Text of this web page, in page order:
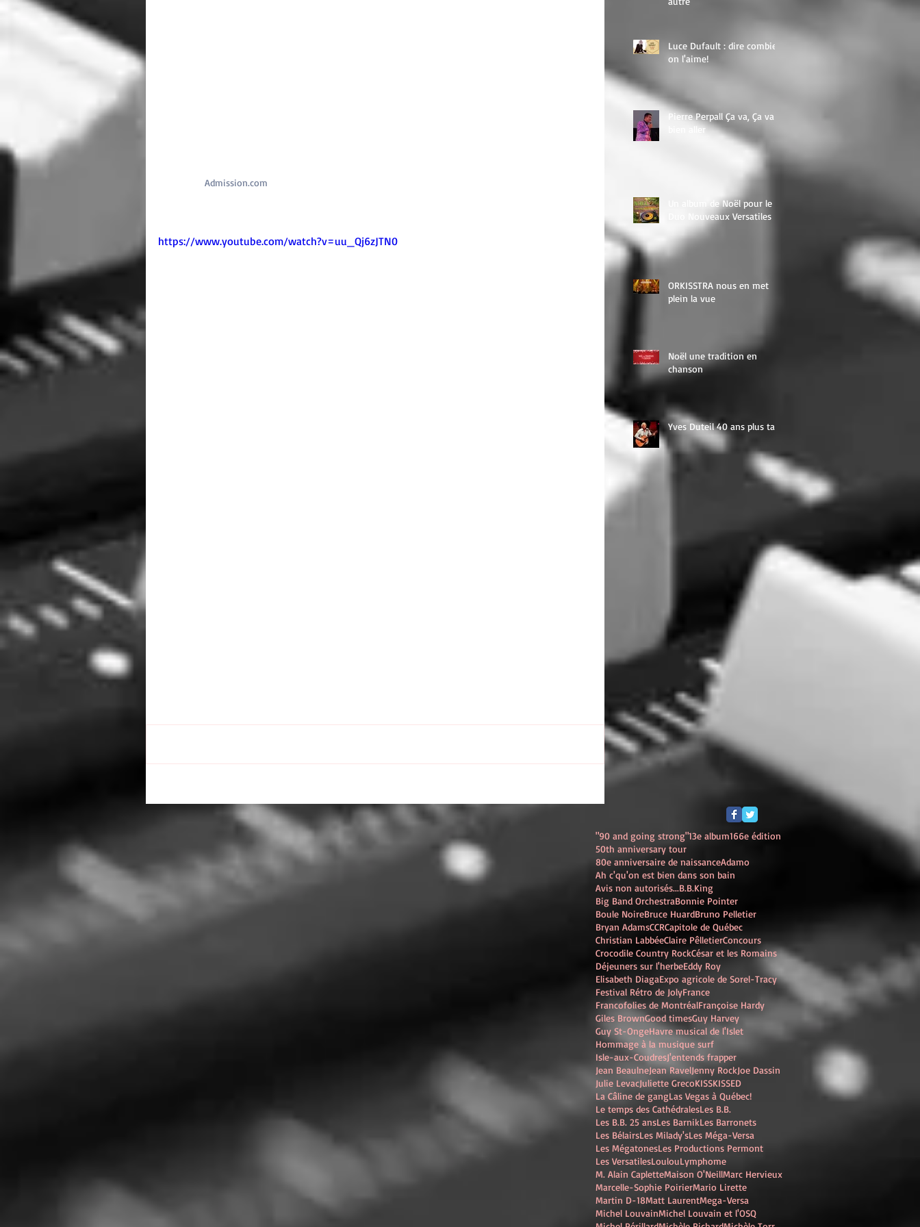
Admission.com
https://www.youtube.com/watch?v=uu_Qj6zJTN0
Luce Dufault : dire combien
on l'aime!
Pierre Perpall Ça va, Ça va
bien aller
Un album de Noël pour le
Duo Nouveaux Versatiles
ORKISSTRA nous en met
plein la vue
Noël une tradition en
chanson
Yves Duteil 40 ans plus tard
"90 and going strong"13e album166e édition
50th anniversary tour
80e anniversaire de naissanceAdamo
Ah c'qu'on est bien dans son bain
Avis non autorisés...B.B.King
Big Band OrchestraBonnie Pointer
Boule NoireBruce HuardBruno Pelletier
Bryan AdamsCCRCapitole de Québec
Christian LabbéeClaire PêlletierConcours
Crocodile Country RockCésar et les Romains
Déjeuners sur l'herbeEddy Roy
Elisabeth DiagaExpo agricole de Sorel-Tracy
Festival Rétro de JolyFrance
Francofolies de MontréalFrançoise Hardy
Giles BrownGood timesGuy Harvey
Guy St-OngeHavre musical de l'Islet
Hommage à la musique surf
Isle-aux-CoudresJ'entends frapper
Jean BeaulneJean RavelJenny RockJoe Dassin
Julie LevacJuliette GrecoKISSKISSED
La Câline de gangLas Vegas à Québec!
Le temps des CathédralesLes B.B.
Les B.B. 25 ansLes BarnikLes Barronets
Les BélairsLes Milady'sLes Méga-Versa
Les MégatonesLes Productions Permont
Les VersatilesLoulouLymphome
M. Alain CapletteMaison O'NeillMarc Hervieux
Marcelle-Sophie PoirierMario Lirette
Martin D-18Matt LaurentMega-Versa
Michel LouvainMichel Louvain et l'OSQ